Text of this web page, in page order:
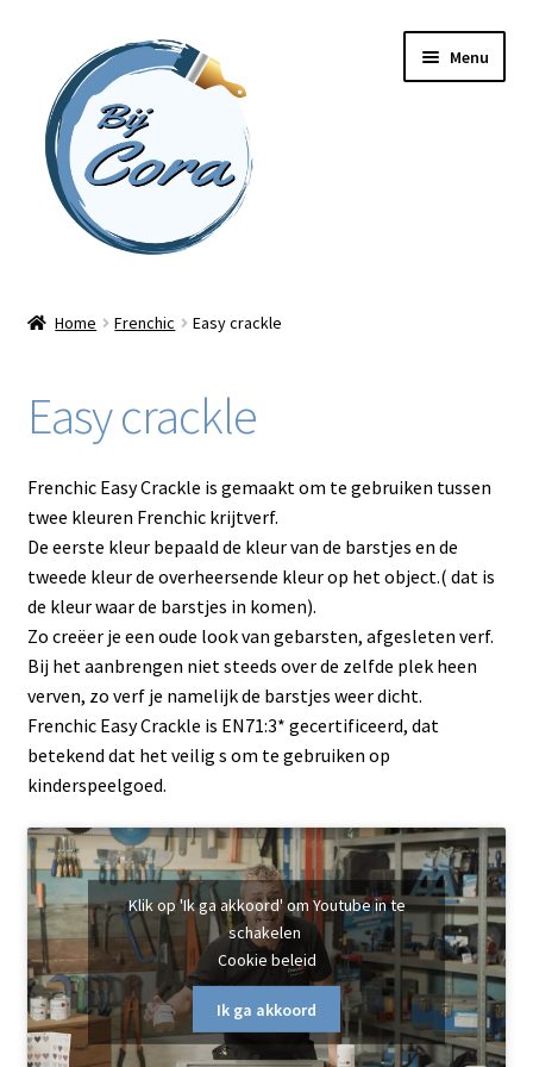
naar
navigatie
inhoud
Menu
Online cursussen
Shop
Frenchic
Voorbereiding
Frenchic original range
Frenchic Lazy Range
Frenchic Al fresco
Frenchic Trim Paint
Frenchic muur verf
Frenchic Wax en Vernis
Easy crackle
Home Frenchic Easy crackle
Easy crackle
Frenchic Easy Crackle is gemaakt om te gebruiken tussen
twee kleuren Frenchic krijtverf.
De eerste kleur bepaald de kleur van de barstjes en de
tweede kleur de overheersende kleur op het object.( dat is
de kleur waar de barstjes in komen).
Zo creëer je een oude look van gebarsten, afgesleten verf.
Bij het aanbrengen niet steeds over de zelfde plek heen
verven, zo verf je namelijk de barstjes weer dicht.
Frenchic Easy Crackle is EN71:3* gecertificeerd, dat
betekend dat het veilig s om te gebruiken op
kinderspeelgoed.
Klik op 'Ik ga akkoord' om Youtube in te
schakelen
Cookie beleid
Ik ga akkoord